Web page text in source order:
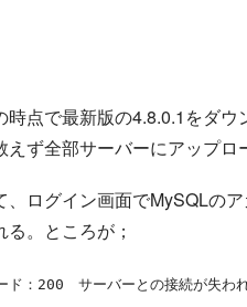
時点で最新版の4.8.0.1をダ
ず全部サーバーにアップ
、ログイン画面でMySQLの
。ところが；
：200 サーバーとの接続が失わ